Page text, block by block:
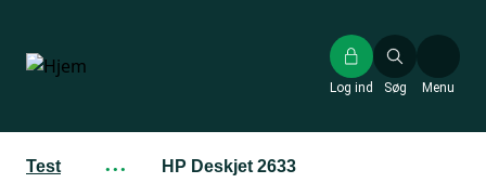
hovedindhold
Søg
Log ind Menu
Test ··· HP Deskjet 2633